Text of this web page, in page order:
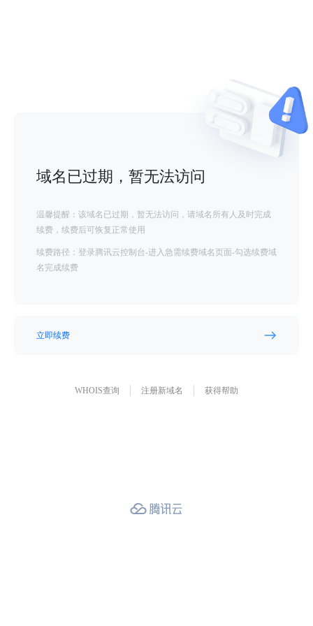
域名已过期，暂无法访问
温馨提醒：该域名已过期，暂无法访问，请域名所有人及时完成
续费，续费后可恢复正常使用
续费路径：登录腾讯云控制台-进入急需续费域名页面-勾选续费域
名完成续费
立即续费
WHOIS查询 注册新域名 获得帮助